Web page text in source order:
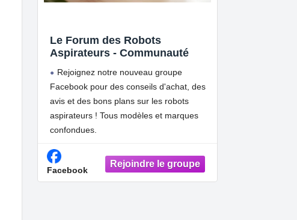
Le Forum des Robots
Aspirateurs - Communauté
Rejoignez notre nouveau groupe
Facebook pour des conseils d'achat, des
avis et des bons plans sur les robots
aspirateurs ! Tous modèles et marques
confondues.
Facebook